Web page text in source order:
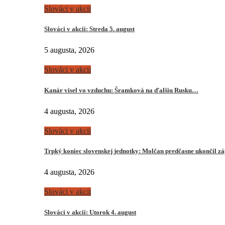
Slováci v akcii
Slováci v akcii: Streda 5. august
5 augusta, 2026
Slováci v akcii
Kanár visel vo vzduchu: Šramková na ďalšiu Rusku…
4 augusta, 2026
Slováci v akcii
Trpký koniec slovenskej jednotky: Molčan predčasne ukončil
4 augusta, 2026
Slováci v akcii
Slováci v akcii: Utorok 4. august